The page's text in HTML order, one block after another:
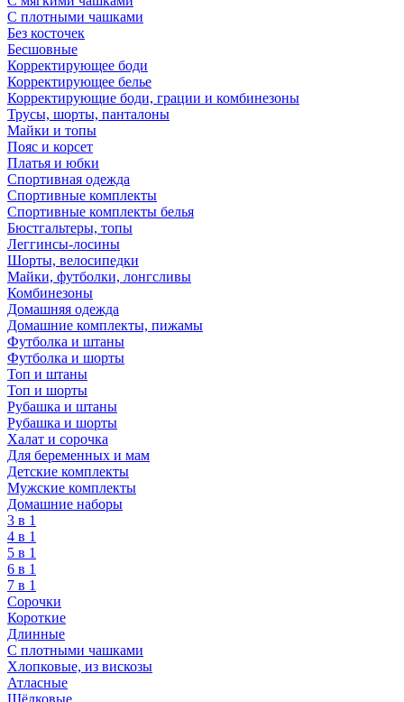
С плотными чашками
Без косточек
Бесшовные
Корректирующее боди
Корректирующее белье
Корректирующие боди, грации и комбинезоны
Трусы, шорты, панталоны
Майки и топы
Пояс и корсет
Платья и юбки
Спортивная одежда
Спортивные комплекты
Спортивные комплекты белья
Бюстгальтеры, топы
Леггинсы-лосины
Шорты, велосипедки
Майки, футболки, лонгсливы
Комбинезоны
Домашняя одежда
Домашние комплекты, пижамы
Футболка и штаны
Футболка и шорты
Топ и штаны
Топ и шорты
Рубашка и штаны
Рубашка и шорты
Халат и сорочка
Для беременных и мам
Детские комплекты
Мужские комплекты
Домашние наборы
3 в 1
4 в 1
5 в 1
6 в 1
7 в 1
Сорочки
Короткие
Длинные
С плотными чашками
Хлопковые, из вискозы
Атласные
Шёлковые